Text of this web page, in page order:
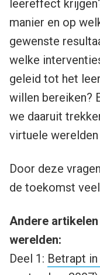
leereffect
manier en op
gewenste
welke
geleid tot het
willen bereiken?
we daaruit
virtuele werelden
Door deze
de toekomst
Andere
werelden:
Deel 1: Betrapt